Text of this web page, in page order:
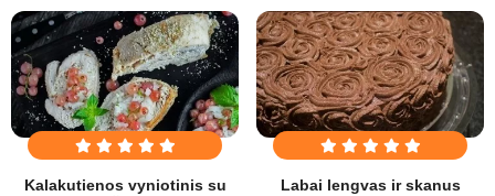
Kalakutienos vyniotinis su
Labai lengvas ir skanus